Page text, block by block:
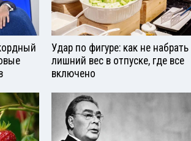
Удар по фигуре: как не набрать
лишний вес в отпуске, где все
включено